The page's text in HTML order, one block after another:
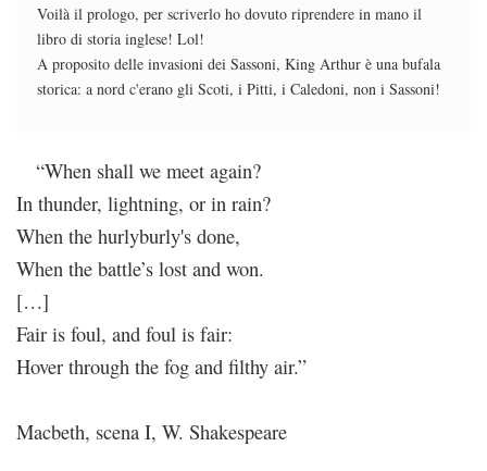
Voilà il prologo, per scriverlo ho dovuto riprendere in mano il
libro di storia inglese! Lol!
A proposito delle invasioni dei Sassoni, King Arthur è una bufala
storica: a nord c'erano gli Scoti, i Pitti, i Caledoni, non i Sassoni!
“When shall we meet again?
In thunder, lightning, or in rain?
When the hurlyburly's done,
When the battle’s lost and won.
[…]
Fair is foul, and foul is fair:
Hover through the fog and filthy air.”
Macbeth, scena I, W. Shakespeare